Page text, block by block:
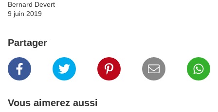
Bernard Devert
9 juin 2019
Partager
Vous aimerez aussi